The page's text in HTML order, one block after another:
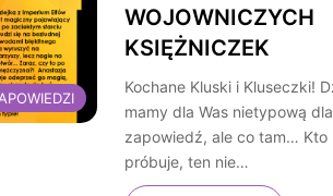
WOJOWNICZYCH
KSIĘŻNICZEK
Kochane Kluski i Kluseczki!
mamy dla Was nietypową
zapowiedź, ale co tam… Kto
próbuje, ten nie…